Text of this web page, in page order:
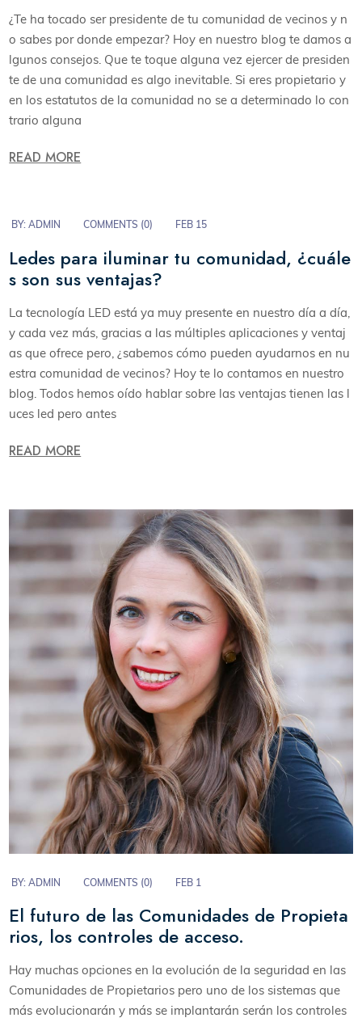
¿Te ha tocado ser presidente de tu comunidad de vecinos y n
o sabes por donde empezar? Hoy en nuestro blog te damos a
lgunos consejos. Que te toque alguna vez ejercer de presiden
te de una comunidad es algo inevitable. Si eres propietario y
en los estatutos de la comunidad no se a determinado lo con
trario alguna
READ MORE
BY:ADMIN COMMENTS (0) FEB 15
Ledes para iluminar tu comunidad, ¿cuále
s son sus ventajas?
La tecnología LED está ya muy presente en nuestro día a día,
y cada vez más, gracias a las múltiples aplicaciones y ventaj
as que ofrece pero, ¿sabemos cómo pueden ayudarnos en nu
estra comunidad de vecinos? Hoy te lo contamos en nuestro
blog. Todos hemos oído hablar sobre las ventajas tienen las l
uces led pero antes
READ MORE
BY:ADMIN COMMENTS (0) FEB 1
El futuro de las Comunidades de Propieta
rios, los controles de acceso.
Hay muchas opciones en la evolución de la seguridad en las
Comunidades de Propietarios pero uno de los sistemas que
más evolucionarán y más se implantarán serán los controles